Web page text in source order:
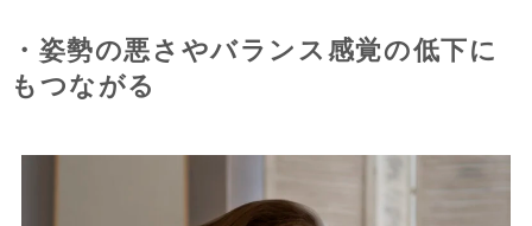
・姿勢の悪さやバランス感覚の低下に
もつながる